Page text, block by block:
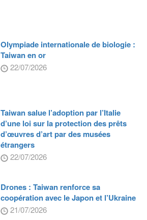
Olympiade internationale de biologie :
Taiwan en or
22/07/2026
Taiwan salue l’adoption par l’Italie
d’une loi sur la protection des prêts
d’œuvres d’art par des musées
étrangers
22/07/2026
Drones : Taiwan renforce sa
coopération avec le Japon et l’Ukraine
21/07/2026